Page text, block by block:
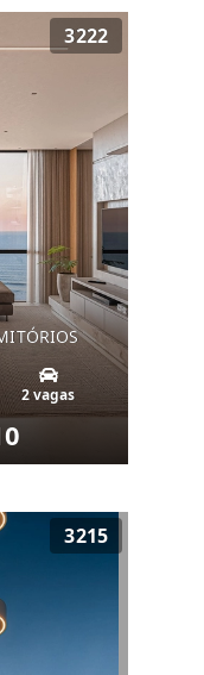
3222
2 vagas
3215